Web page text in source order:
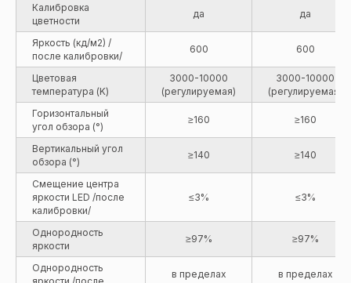
Калибровка
цветности
да да
Яркость (кд/м2) /
после калибровки/
600 600
Цветовая
температура (K)
3000-10000
(регулируемая)
3000-10000
(регулируемая)
Горизонтальный
угол обзора (°)
≥160 ≥160
Вертикальный угол
обзора (°)
≥140 ≥140
Смещение центра
яркости LED /после
калибровки/
≤3% ≤3%
Однородность
яркости
≥97% ≥97%
Однородность
в пределах
в пределах